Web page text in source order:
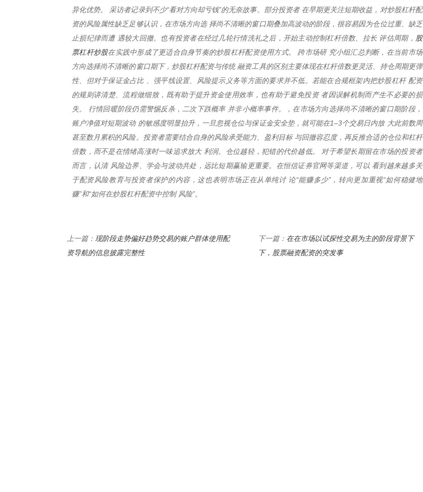
异化优势。 采访者记录到不少“看对方向却亏钱”的无奈故事。部分投资者 在早期更关注短期收益，对炒股杠杆配
资的风险属性缺乏足够认识，在市场方向选 择尚不清晰的窗口期叠加高波动的阶段，很容易因为仓位过重、缺乏
止损纪律而遭 遇较大回撤。也有投资者在经过几轮行情洗礼之后，开始主动控制杠杆倍数、拉长 评估周期， 股
票杠杆炒股在实践中形成了更适合自身节奏的炒股杠杆配资使用方式。 跨市场研 究小组汇总判断，在当前市场
方向选择尚不清晰的窗口期下，炒股杠杆配资与传统 融资工具的区别主要体现在杠杆倍数更灵活、持仓周期更弹
性、但对于保证金占比 、强平线设置、风险提示义务等方面的要求并不低。若能在合规框架内把炒股杠杆 配资
的规则讲清楚、流程做细致，既有助于提升资金使用效率，也有助于避免投资 者因误解机制而产生不必要的损
失。 行情回暖阶段仍需警惕反杀，二次下跌概率 并非小概率事件。，在市场方向选择尚不清晰的窗口期阶段，
账户净值对短期波动 的敏感度明显抬升，一旦忽视仓位与保证金安全垫，就可能在1–3个交易日内放 大此前数周
甚至数月累积的风险。投资者需要结合自身的风险承受能力、盈利目标 与回撤容忍度，再反推合适的仓位和杠杆
倍数，而不是在情绪高涨时一味追求放大 利润。仓位越轻，犯错的代价越低。 对于希望长期留在市场的投资者
而言，认清 风险边界、学会与波动共处，远比短期赢输更重要。在恒信证券官网等渠道，可以 看到越来越多关
于配资风险教育与投资者保护的内容，这也表明市场正在从单纯讨 论“能赚多少”，转向更加重视“如何稳健地
赚”和“如何在炒股杠杆配资中控制 风险”。
上一篇： 现阶段走势偏好趋势交易的账户群体使用配
资导航的信息披露完整性
下一篇： 在在市场以试探性交易为主的阶段背景下
下，股票融资配资的突发事